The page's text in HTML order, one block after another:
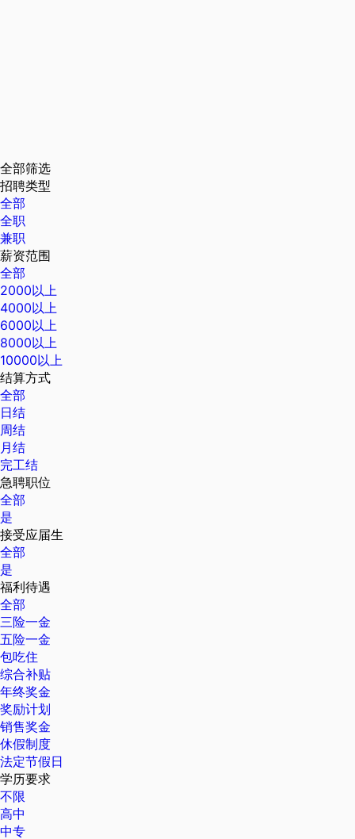
全部筛选
招聘类型
全部
全职
兼职
薪资范围
全部
2000以上
4000以上
6000以上
8000以上
10000以上
结算方式
全部
日结
周结
月结
完工结
急聘职位
全部
是
接受应届生
全部
是
福利待遇
全部
三险一金
五险一金
包吃住
综合补贴
年终奖金
奖励计划
销售奖金
休假制度
法定节假日
学历要求
不限
高中
中专